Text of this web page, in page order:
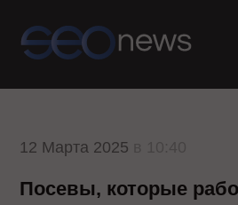
12 Марта 2025
Посевы, которые